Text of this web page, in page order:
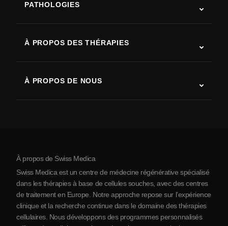
PATHOLOGIES
Maladie de Parkinson
Arthrite
À PROPOS DES THÉRAPIES
À PROPOS DE NOUS
À propos de la Serbie
Partenariats
Contact
À propos de Swiss Medica
Swiss Medica est un centre de médecine régénérative spécialisé
dans les thérapies à base de cellules souches, avec des centres
de traitement en Europe. Notre approche repose sur l’expérience
clinique et la recherche continue dans le domaine des thérapies
cellulaires. Nous développons des programmes personnalisés